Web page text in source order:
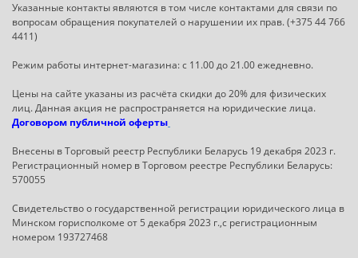
Указанные контакты являются в том числе контактами для связи по
вопросам обращения покупателей о нарушении их прав. (+375 44 766
4411)
Режим работы интернет-магазина: с 11.00 до 21.00 ежедневно.
Цены на сайте указаны из расчёта скидки до 20% для физических
лиц. Данная акция не распространяется на юридические лица.
Договором публичной оферты
Внесены в Торговый реестр Республики Беларусь 19 декабря 2023 г.
Регистрационный номер в Торговом реестре Республики Беларусь:
570055
Свидетельство о государственной регистрации юридического лица в
Минском горисполкоме от 5 декабря 2023 г.,с регистрационным
номером 193727468